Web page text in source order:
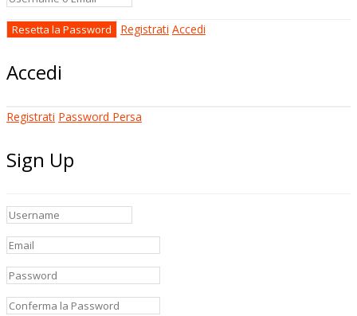
Registrati Accedi
Accedi
Registrati Password Persa
Sign Up